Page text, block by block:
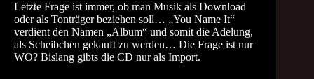
Letzte Frage ist immer, ob man Musik als Download
oder als Tonträger beziehen soll… „You Name It“
verdient den Namen „Album“ und somit die Adelung,
als Scheibchen gekauft zu werden… Die Frage ist nur
WO? Bislang gibts die CD nur als Import.